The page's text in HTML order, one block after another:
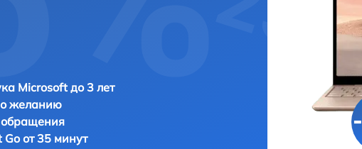
Microsoft до 3 лет
желанию
обращения
Go от 35 минут